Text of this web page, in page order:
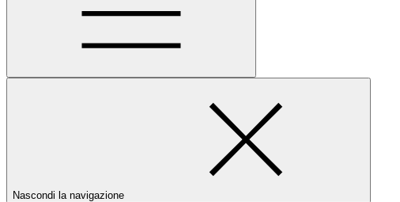
Nascondi la navigazione